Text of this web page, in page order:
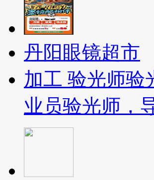
丹阳眼镜超市
加工 验光师验
业员验光师，